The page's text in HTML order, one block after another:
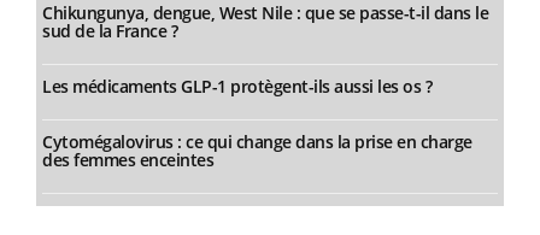
Chikungunya, dengue, West Nile : que se passe-t-il dans le
sud de la France ?
Les médicaments GLP-1 protègent-ils aussi les os ?
Cytomégalovirus : ce qui change dans la prise en charge
des femmes enceintes